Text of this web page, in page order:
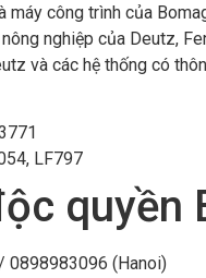
máy công trình của
nghiệp của Deutz,
và các hệ thống có
LF797
quyền
(Hanoi)